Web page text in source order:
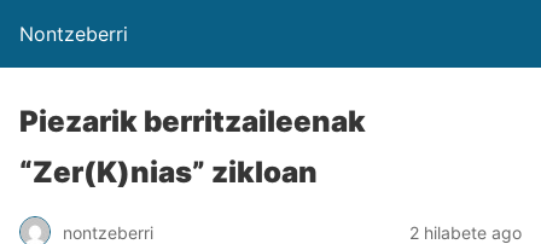
Nontzeberri
Piezarik berritzaileenak
“Zer(K)nias” zikloan
nontzeberri 2 hilabete ago